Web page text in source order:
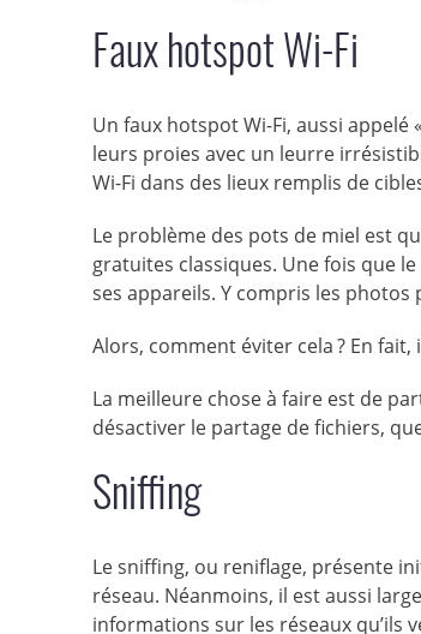
Faux hotspot Wi-Fi
Un faux hotspot Wi-Fi, aussi
leurs proies avec un leurre
Wi-Fi dans des lieux remplis de
Le problème des pots de miel est
gratuites classiques. Une fois que
ses appareils. Y compris les photos
Alors, comment éviter cela ? En
La meilleure chose à faire est de
désactiver le partage de fichiers,
Sniffing
Le sniffing, ou reniflage, présente
réseau. Néanmoins, il est aussi
informations sur les réseaux qu’ils